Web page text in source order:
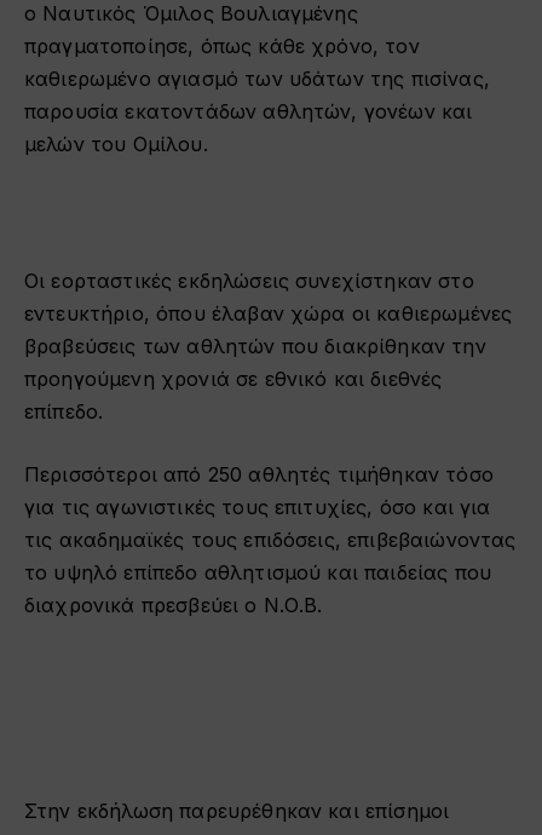
ο Ναυτικός Όμιλος Βουλιαγμένης
πραγματοποίησε, όπως κάθε χρόνο, τον
καθιερωμένο αγιασμό των υδάτων της πισίνας,
παρουσία εκατοντάδων αθλητών, γονέων και
μελών του Ομίλου.
Οι εορταστικές εκδηλώσεις συνεχίστηκαν στο
εντευκτήριο, όπου έλαβαν χώρα οι καθιερωμένες
βραβεύσεις των αθλητών που διακρίθηκαν την
προηγούμενη χρονιά σε εθνικό και διεθνές
επίπεδο.
Περισσότεροι από 250 αθλητές τιμήθηκαν τόσο
για τις αγωνιστικές τους επιτυχίες, όσο και για
τις ακαδημαϊκές τους επιδόσεις, επιβεβαιώνοντας
το υψηλό επίπεδο αθλητισμού και παιδείας που
διαχρονικά πρεσβεύει ο Ν.Ο.Β.
Στην εκδήλωση παρευρέθηκαν και επίσημοι